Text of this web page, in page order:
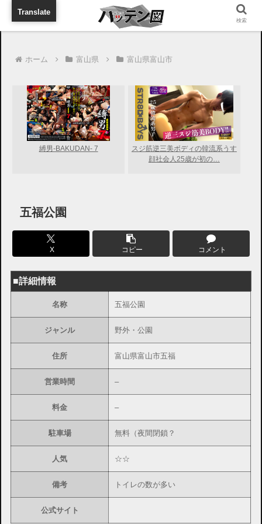
旅行に出張に待ち合わせに
ホーム 富山県 富山県富山市
縛男-BAKUDAN- 7
スジ筋逆三美ボディの韓流系うす
顔社会人25歳が初の…
五福公園
X コピー コメント
■詳細情報
名称 五福公園
ジャンル 野外・公園
住所 富山県富山市五福
営業時間 –
料金 –
駐車場 無料（夜間閉鎖？
人気 ☆☆
備考 トイレの数が多い
公式サイト
検索
Translate